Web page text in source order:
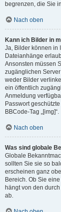
begrenzen, die Sie
Nach oben
Kann ich Bilder in
Ja, Bilder können in
Dateianhänge
Ansonsten müssen
zugänglichen
weder Bilder
ein öffentlich
Anmeldung
Passwort
BBCode-Tag „[img]“.
Nach oben
Was sind globale
Globale
sollten Sie sie so
erscheinen ganz
Bereich. Ob Sie
hängt von den
ab.